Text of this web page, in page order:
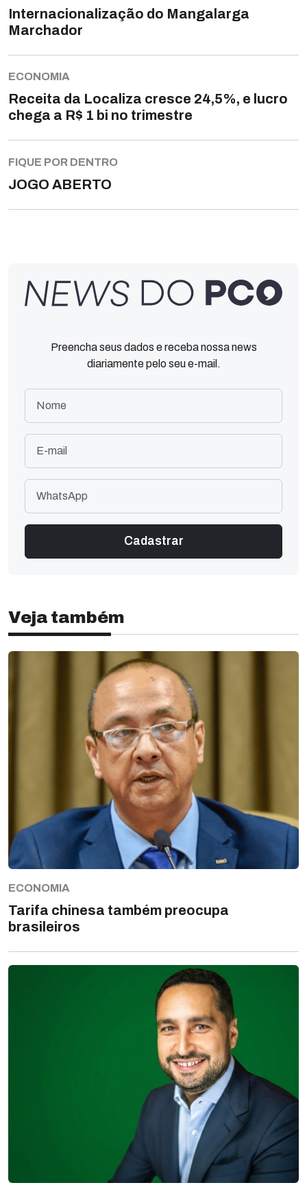
Internacionalização do Mangalarga
Marchador
ECONOMIA
Receita da Localiza cresce 24,5%, e lucro
chega a R$ 1 bi no trimestre
FIQUE POR DENTRO
JOGO ABERTO
Preencha seus dados e receba nossa news
diariamente pelo seu e-mail.
Veja também
ECONOMIA
Tarifa chinesa também preocupa
brasileiros